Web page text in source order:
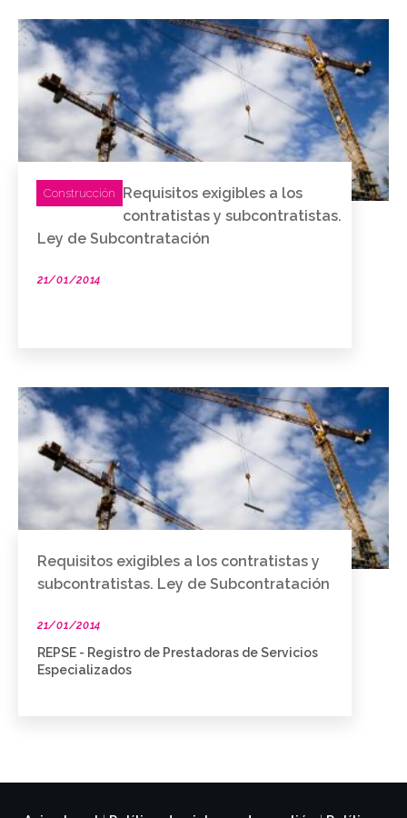
Construcción
Requisitos exigibles a los
contratistas y subcontratistas.
Ley de Subcontratación
21/01/2014
Requisitos exigibles a los contratistas y
subcontratistas. Ley de Subcontratación
21/01/2014
REPSE - Registro de Prestadoras de Servicios
Especializados